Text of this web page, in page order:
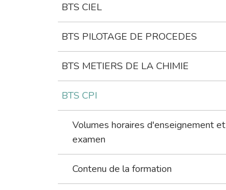
BTS CIEL
BTS PILOTAGE DE PROCEDES
BTS METIERS DE LA CHIMIE
BTS CPI
Volumes horaires d'enseignement et
examen
Contenu de la formation